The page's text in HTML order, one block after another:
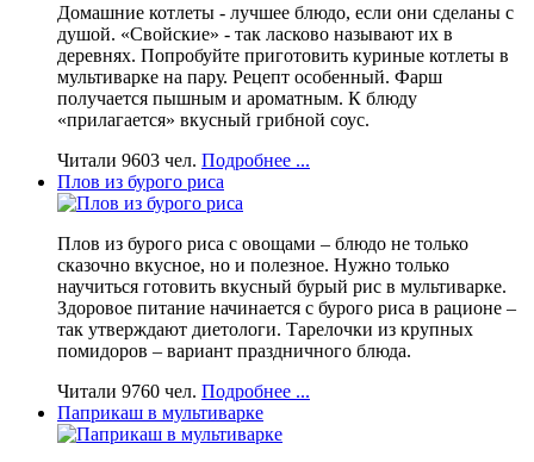
Домашние котлеты - лучшее блюдо, если они сделаны с
душой. «Свойские» - так ласково называют их в
деревнях. Попробуйте приготовить куриные котлеты в
мультиварке на пару. Рецепт особенный. Фарш
получается пышным и ароматным. К блюду
«прилагается» вкусный грибной соус.
Читали 9603 чел. Подробнее ...
Плов из бурого риса
Плов из бурого риса с овощами – блюдо не только
сказочно вкусное, но и полезное. Нужно только
научиться готовить вкусный бурый рис в мультиварке.
Здоровое питание начинается с бурого риса в рационе –
так утверждают диетологи. Тарелочки из крупных
помидоров – вариант праздничного блюда.
Читали 9760 чел. Подробнее ...
Паприкаш в мультиварке